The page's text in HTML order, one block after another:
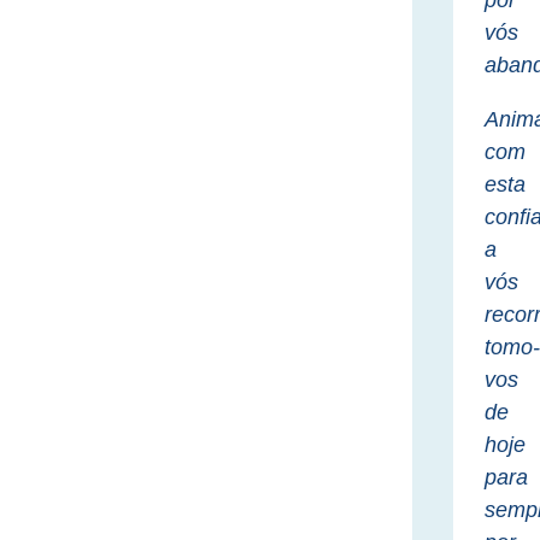
vós
com
esta
a
vós
tomo-
vos
de
hoje
para